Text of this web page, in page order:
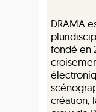
DRAMA
fondé en
création,